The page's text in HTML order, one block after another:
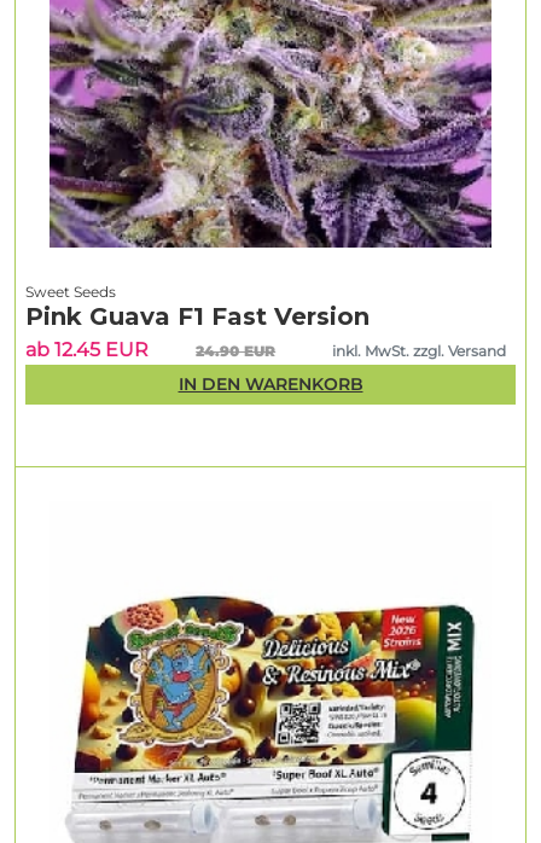
Sweet Seeds
Pink Guava F1 Fast Version
ab 12.45 EUR 24.90 EUR inkl. MwSt. zzgl. Versand
IN DEN WARENKORB